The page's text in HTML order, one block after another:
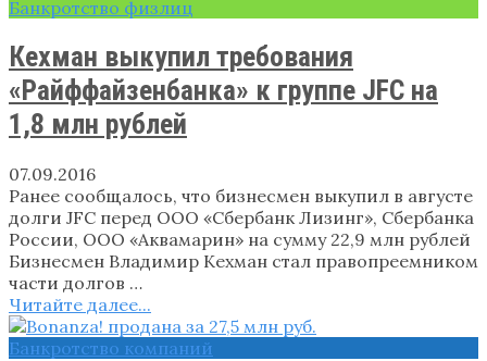
Банкротство физлиц
Кехман выкупил требования
«Райффайзенбанка» к группе JFC на
1,8 млн рублей
07.09.2016
Ранее сообщалось, что бизнесмен выкупил в августе
долги JFC перед ООО «Сбербанк Лизинг», Сбербанка
России, ООО «Аквамарин» на сумму 22,9 млн рублей
Бизнесмен Владимир Кехман стал правопреемником
части долгов …
Читайте далее...
Банкротство компаний